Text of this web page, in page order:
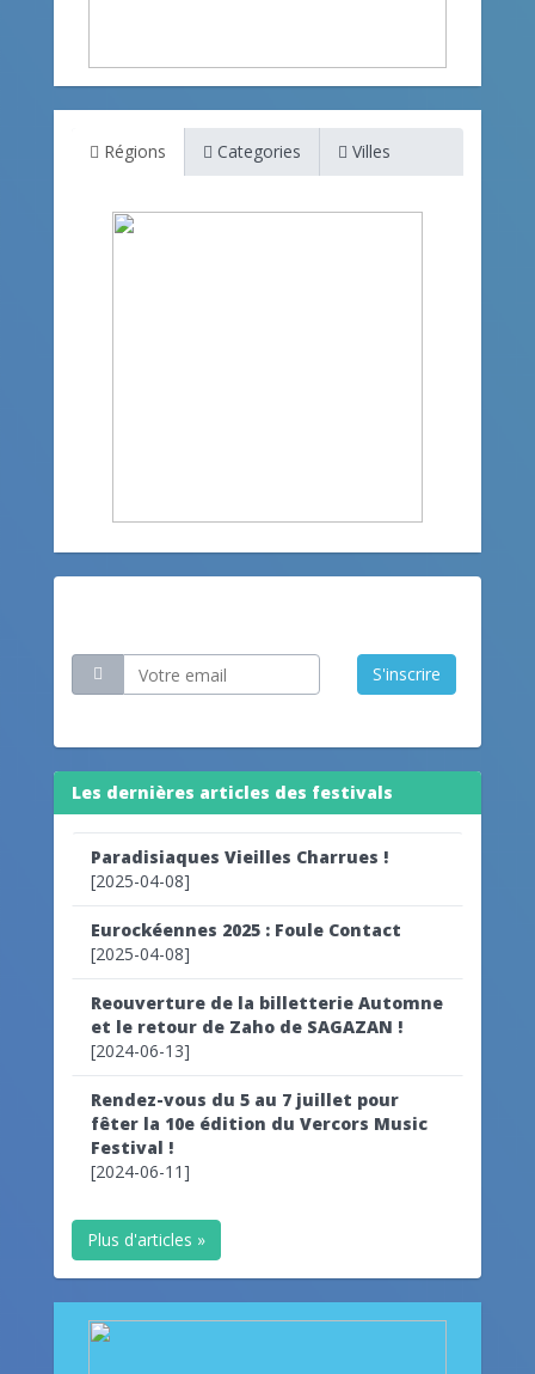
Régions Categories Villes
S'inscrire
Les dernières articles des festivals
Paradisiaques Vieilles Charrues !
[2025-04-08]
Eurockéennes 2025 : Foule Contact
[2025-04-08]
Reouverture de la billetterie Automne
et le retour de Zaho de SAGAZAN !
[2024-06-13]
Rendez-vous du 5 au 7 juillet pour
fêter la 10e édition du Vercors Music
Festival !
[2024-06-11]
Plus d'articles »